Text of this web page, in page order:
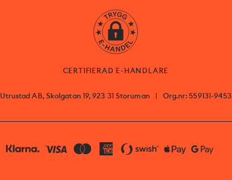
CERTIFIERAD E-HANDLARE
Utrustad AB, Skolgatan 19, 923 31 Storuman | Org.nr: 559131-9453